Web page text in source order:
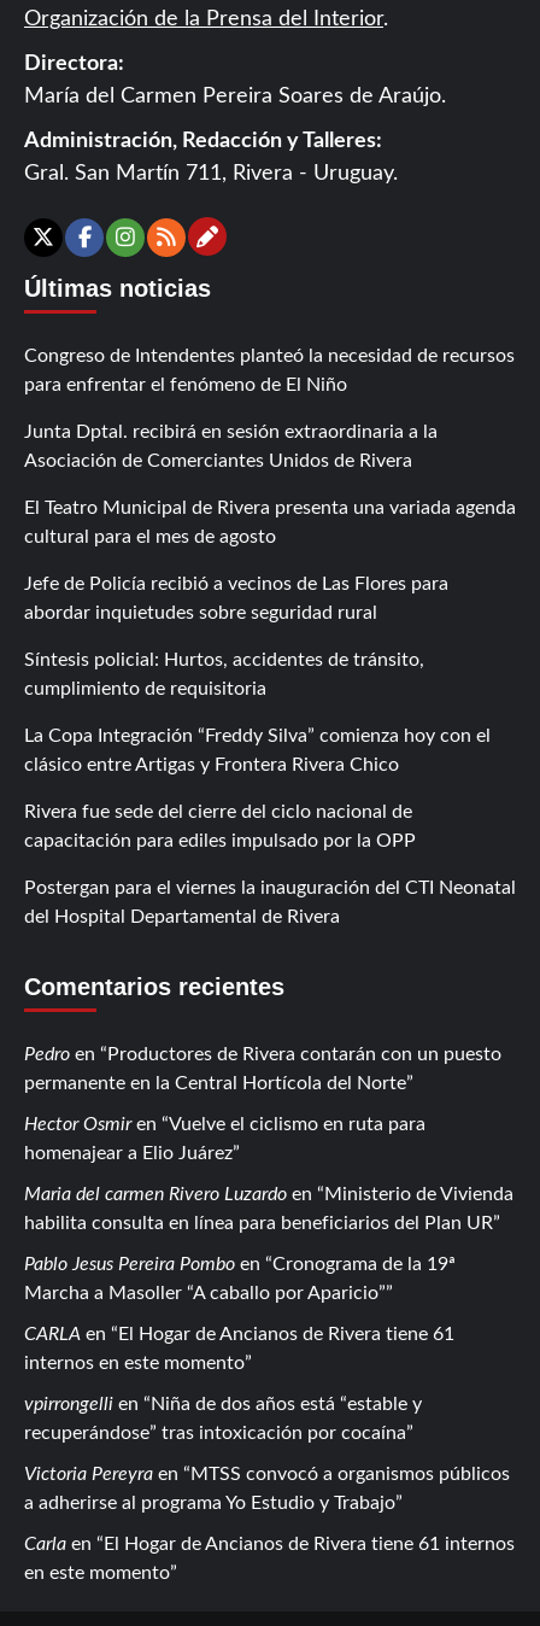
Organización de la Prensa del Interior.
Directora:
María del Carmen Pereira Soares de Araújo.
Administración, Redacción y Talleres:
Gral. San Martín 711, Rivera - Uruguay.
X Facebook
Instagram
RSSContáctanos
Últimas noticias
Congreso de Intendentes planteó la necesidad de recursos
para enfrentar el fenómeno de El Niño
Junta Dptal. recibirá en sesión extraordinaria a la
Asociación de Comerciantes Unidos de Rivera
El Teatro Municipal de Rivera presenta una variada agenda
cultural para el mes de agosto
Jefe de Policía recibió a vecinos de Las Flores para
abordar inquietudes sobre seguridad rural
Síntesis policial: Hurtos, accidentes de tránsito,
cumplimiento de requisitoria
La Copa Integración “Freddy Silva” comienza hoy con el
clásico entre Artigas y Frontera Rivera Chico
Rivera fue sede del cierre del ciclo nacional de
capacitación para ediles impulsado por la OPP
Postergan para el viernes la inauguración del CTI Neonatal
del Hospital Departamental de Rivera
Comentarios recientes
Pedro en
Productores de Rivera contarán con un puesto
permanente en la Central Hortícola del Norte
Hector Osmiren
Vuelve el ciclismo en ruta para
homenajear a Elio Juárez
Maria del carmen Rivero Luzardo en
Ministerio de Vivienda
habilita consulta en línea para beneficiarios del Plan UR
Pablo Jesus Pereira Pombo en
Cronograma de la 19ª
Marcha a Masoller “A caballo por Aparicio”
CARLA en
El Hogar de Ancianos de Rivera tiene 61
internos en este momento
vpirrongelli en
Niña de dos años está “estable y
recuperándose” tras intoxicación por cocaína
Victoria Pereyra en
MTSS convocó a organismos públicos
a adherirse al programa Yo Estudio y Trabajo
Carla en
El Hogar de Ancianos de Rivera tiene 61 internos
en este momento